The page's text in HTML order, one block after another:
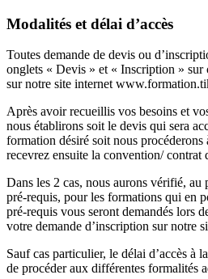
Modalités et délai d’accès
Toutes demande de devis ou
onglets « Devis » et « Inscription » sur
sur notre site internet
Après avoir recueillis vos besoins et
nous établirons soit le devis qui sera
formation désiré soit nous
recevrez ensuite la convention/ contrat
Dans les 2 cas, nous aurons vérifié, au
pré-requis, pour les formations qui en
pré-requis vous seront demandés lors
votre demande d’inscription sur notre
Sauf cas particulier, le délai d’accès à
de procéder aux différentes formalités